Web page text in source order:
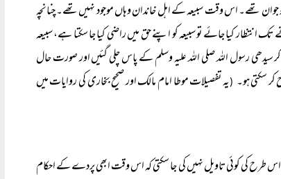
جوان تھے۔ اس وقت سبیعہ کے اہل خاندان وہاں موجود نہیں تھے۔ چنانچہ
انتظار کیا جائے تو سبیعہ کو اپنے حق میں راضی کیا جا سکتا ہے، سبیعہ
رسول اللہ صلی اللہ علیہ وسلم کے پاس چلی گئیں اور صورت حال
سکتی ہو۔ (یہ تفصیلات موطا امام مالک اور صحیح بخاری کی روایات میں
اس طرح کی کوئی تاویل نہیں کی جا سکتی کہ اس وقت ابھی پردے کے احکام